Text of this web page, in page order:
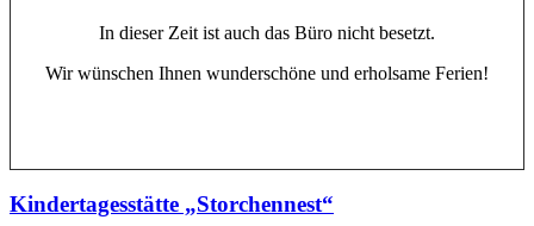
In dieser Zeit ist auch das Büro nicht besetzt.
Wir wünschen Ihnen wunderschöne und erholsame Ferien!
Kindertagesstätte „Storchennest“